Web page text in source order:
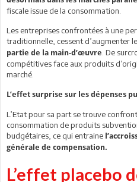
fiscale issue de la consommation.
Les entreprises confrontées à une
traditionnelle, cessent d’augmenter
partie de la main-d’œuvre . De
compétitives face aux produits
marché.
L’effet surprise sur les dépenses
L’Etat pour sa part se trouve
consommation de produits
budgétaires, ce qui entraine
générale de compensation.
L’effet placebo